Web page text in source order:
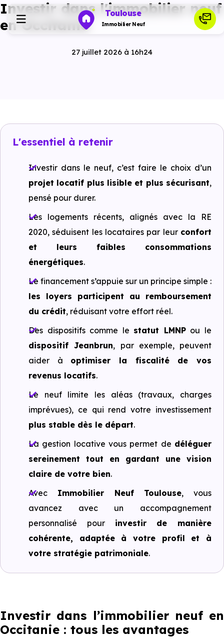
Toulouse
Immobilier Neuf
Investir
Ressources
Financer
Investir dans l'immobilier neuf
en Occitanie
27 juillet 2026 à 16h24
L'essentiel à retenir
Investir dans le neuf, c’est faire le choix d’un
projet locatif plus lisible et plus sécurisant,
pensé pour durer.
Les logements récents, alignés avec la RE
2020, séduisent les locataires par leur confort
et leurs faibles consommations
énergétiques.
Le financement s’appuie sur un principe simple :
les loyers participent au remboursement
du crédit, réduisant votre effort réel.
Des dispositifs comme le statut LMNPou le
dispositif Jeanbrun, par exemple, peuvent
aider à optimiser la fiscalité de vos
revenus locatifs.
Le neuf limite les aléas (travaux, charges
imprévues), ce qui rend votre investissement
plus stable dès le départ.
La gestion locative vous permet de déléguer
sereinement tout en gardant une vision
claire de votre bien.
Avec Immobilier Neuf Toulouse, vous
avancez avec un accompagnement
personnalisé pour investir de manière
cohérente, adaptée à votre profil et à
votre stratégie patrimoniale.
Investir dans l’immobilier neuf en
Occitanie : tous les avantages